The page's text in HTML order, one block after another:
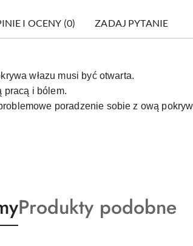
I OCENY (0) ZADAJ PYTANIE
włazu musi być otwarta.
pracą i bólem.
poradzenie sobie z ową
Produkty
o
Produkty podobne